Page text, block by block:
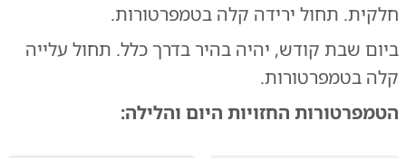
חלקית. תחול ירידה קלה בטמפרטורות.
ביום שבת קודש, יהיה בהיר בדרך כלל. תחול עלייה
קלה בטמפרטורות.
הטמפרטורות החזויות היום והלילה: